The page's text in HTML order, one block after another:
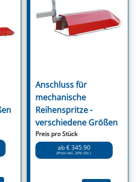
Anschluss für
mechanische
Reihenspritze -
verschiedene Größen
Preis pro Stück
ab € 345.90
(Preis inkl. 20% USt.)